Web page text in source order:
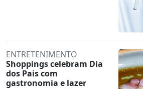
ENTRETENIMENTO
Shoppings celebram Dia
dos Pais com
gastronomia e lazer